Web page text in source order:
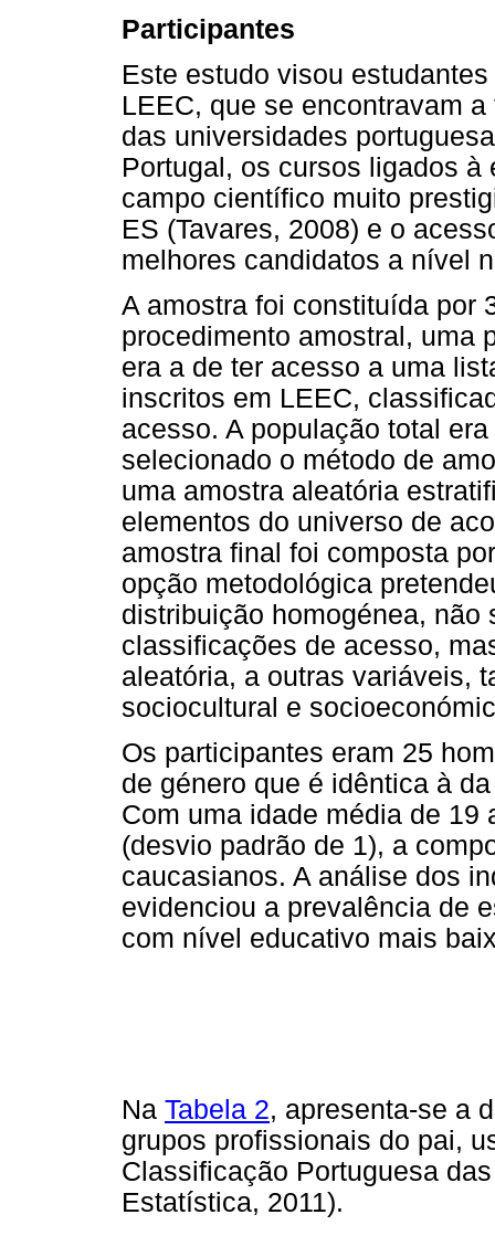
Participantes
Este estudo visou
LEEC, que se encontravam
das universidades
Portugal, os cursos ligados
campo científico muito
ES (Tavares, 2008) e o
melhores candidatos a nível
A amostra foi constituída por
procedimento amostral, uma
era a de ter acesso a uma
inscritos em LEEC,
acesso. A população total
selecionado o método de
uma amostra aleatória
elementos do universo de
amostra final foi composta
opção metodológica
distribuição homogénea, não
classificações de acesso,
aleatória, a outras variáveis,
sociocultural e
Os participantes eram 25
de género que é idêntica à
Com uma idade média de 19
(desvio padrão de 1), a
caucasianos. A análise dos
evidenciou a prevalência de
com nível educativo mais
Na Tabela 2, apresenta-se a
grupos profissionais do pai,
Classificação Portuguesa
Estatística, 2011).